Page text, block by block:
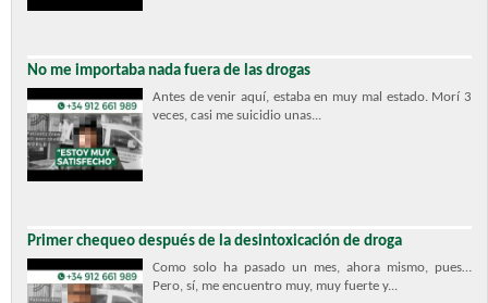
No me importaba nada fuera de las drogas
Antes de venir aquí, estaba en muy mal estado. Morí 3
veces, casi me suicidio unas...
Primer chequeo después de la desintoxicación de droga
Como solo ha pasado un mes, ahora mismo, pues…
Pero, sí, me encuentro muy, muy fuerte y...